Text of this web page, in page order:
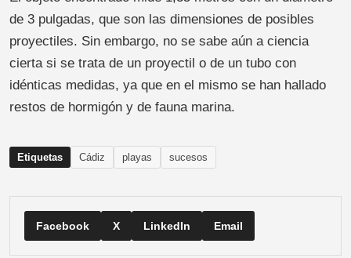
de 3 pulgadas, que son las dimensiones de posibles
proyectiles. Sin embargo, no se sabe aún a ciencia
cierta si se trata de un proyectil o de un tubo con
idénticas medidas, ya que en el mismo se han hallado
restos de hormigón y de fauna marina.
Etiquetas Cádiz playas sucesos
Facebook X LinkedIn Email